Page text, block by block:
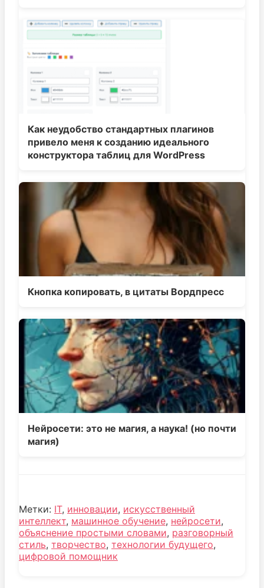
Как неудобство стандартных плагинов
привело меня к созданию идеального
конструктора таблиц для WordPress
Кнопка копировать, в цитаты Вордпресс
Нейросети: это не магия, а наука! (но почти
магия)
Метки: IT, инновации, искусственный
интеллект, машинное обучение, нейросети,
объяснение простыми словами, разговорный
стиль, творчество, технологии будущего,
цифровой помощник